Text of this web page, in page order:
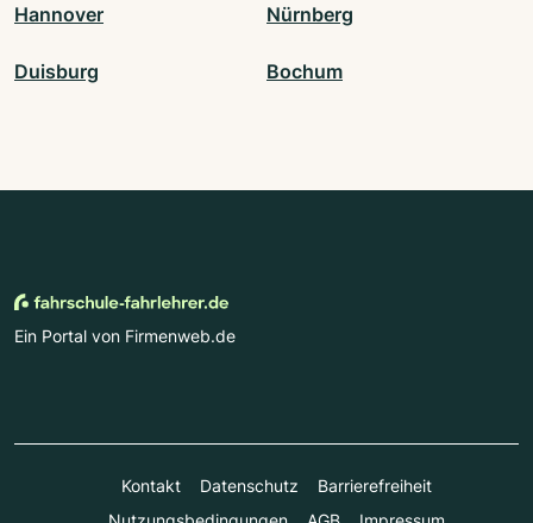
Hannover Nürnberg
Duisburg Bochum
Ein Portal von Firmenweb.de
Kontakt Datenschutz
Barrierefreiheit